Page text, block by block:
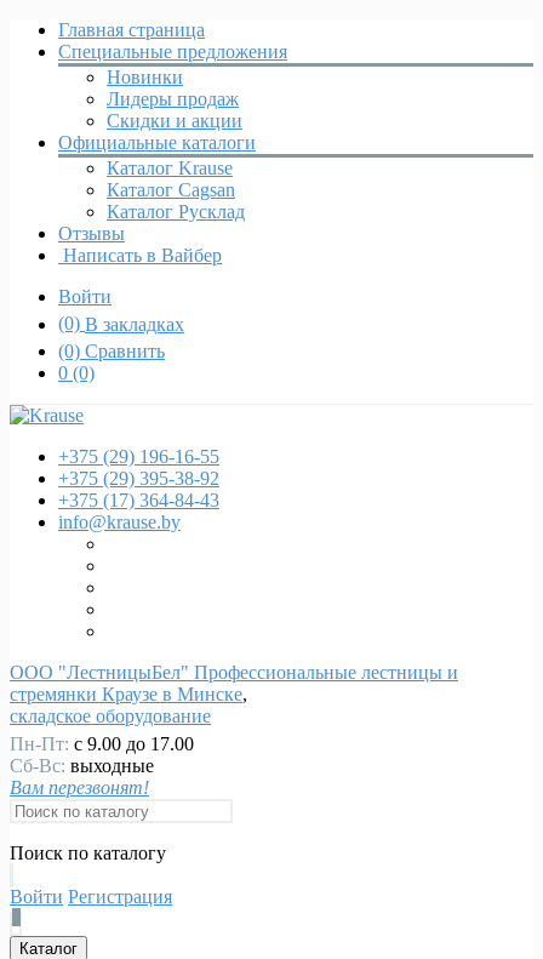
Главная страница
Специальные предложения
Новинки
Лидеры продаж
Скидки и акции
Официальные каталоги
Каталог Krause
Каталог Cagsan
Каталог Русклад
Отзывы
Написать в Вайбер
Войти
(0) В закладках
(0) Сравнить
0 (0)
+375 (29) 196-16-55
+375 (29) 395-38-92
+375 (17) 364-84-43
info@krause.by
ООО "ЛестницыБел" Профессиональные лестницы и
стремянки Краузе в Минске,
складское оборудование
Пн-Пт: с 9.00 до 17.00
Сб-Вс: выходные
Вам перезвонят!
Поиск по каталогу
Войти Регистрация
Каталог